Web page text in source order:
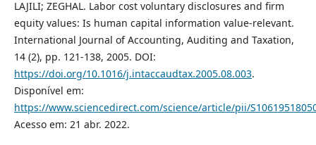
LAJILI; ZEGHAL. Labor cost voluntary disclosures and firm
equity values: Is human capital information value-relevant.
International Journal of Accounting, Auditing and Taxation,
14 (2), pp. 121-138, 2005. DOI:
https://doi.org/10.1016/j.intaccaudtax.2005.08.003.
Disponível em:
https://www.sciencedirect.com/science/article/pii/
Acesso em: 21 abr. 2022.